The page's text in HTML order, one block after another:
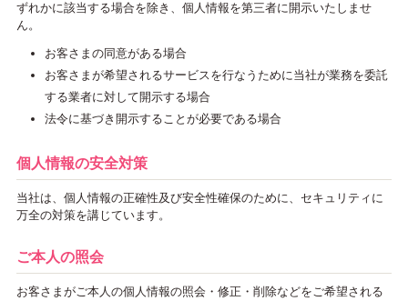
ずれかに該当する場合を除き、個人情報を第三者に開示いたしませ
ん。
お客さまの同意がある場合
お客さまが希望されるサービスを行なうために当社が業務を委託
する業者に対して開示する場合
法令に基づき開示することが必要である場合
個人情報の安全対策
当社は、個人情報の正確性及び安全性確保のために、セキュリティに
万全の対策を講じています。
ご本人の照会
お客さまがご本人の個人情報の照会・修正・削除などをご希望される